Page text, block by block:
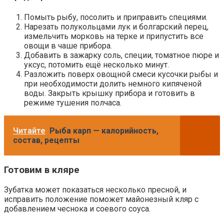
Помыть рыбу, посолить и приправить специями.
Нарезать полукольцами лук и болгарский перец,
измельчить морковь на терке и припустить все
овощи в чаше прибора.
Добавить в зажарку соль, специи, томатное пюре и
уксус, потомить ещё несколько минут.
Разложить поверх овощной смеси кусочки рыбы и
при необходимости долить немного кипяченой
воды. Закрыть крышку прибора и готовить в
режиме тушения полчаса.
Читайте Рыба карп — калорийность,
состав, рецепты
Готовим в кляре
Зубатка может показаться несколько пресной, и
исправить положение поможет майонезный кляр с
добавлением чеснока и соевого соуса.